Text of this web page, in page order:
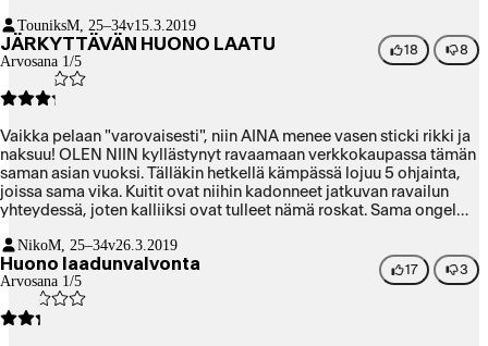
TouniksM, 25–34v15.3.2019
JÄRKYTTÄVÄN HUONO LAATU
Arvosana 1/5
18 8
Vaikka pelaan "varovaisesti", niin AINA menee vasen sticki rikki ja
naksuu! OLEN NIIN kyllästynyt ravaamaan verkkokaupassa tämän
saman asian vuoksi. Tälläkin hetkellä kämpässä lojuu 5 ohjainta,
joissa sama vika. Kuitit ovat niihin kadonneet jatkuvan ravailun
yhteydessä, joten kalliiksi ovat tulleet nämä roskat. Sama ongelma
pitämään aina pelatessaan varalla ylimääräistä ohjainta, koska on
enemmän sääntö kuin poikkeus, että vasen stick murtuu yllättäen.
Miten voi tällaisellä roskalla olla niin suuri hinta?????
NikoM, 25–34v26.3.2019
Huono laadunvalvonta
Arvosana 1/5
17 3